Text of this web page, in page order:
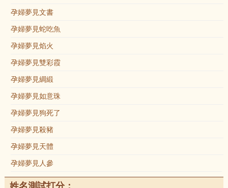
孕婦夢見文書
孕婦夢見蛇吃魚
孕婦夢見焰火
孕婦夢見雙彩霞
孕婦夢見綢緞
孕婦夢見如意珠
孕婦夢見狗死了
孕婦夢見殺豬
孕婦夢見天體
孕婦夢見人參
姓名測試打分：